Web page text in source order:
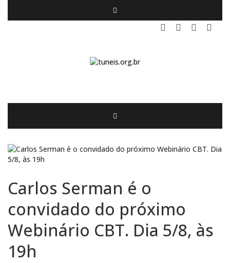
Carlos Serman é o
convidado do próximo
Webinário CBT. Dia 5/8, às
19h